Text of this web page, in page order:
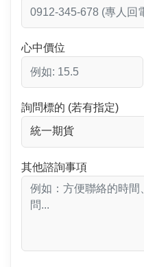
心中價位
詢問標的 (若有指定)
其他諮詢事項